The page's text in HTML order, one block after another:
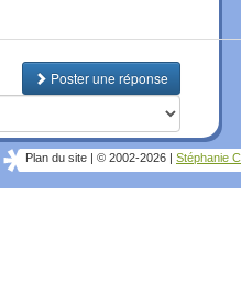
Poster une réponse
Plan du site © 2002-2026 Stéphanie C